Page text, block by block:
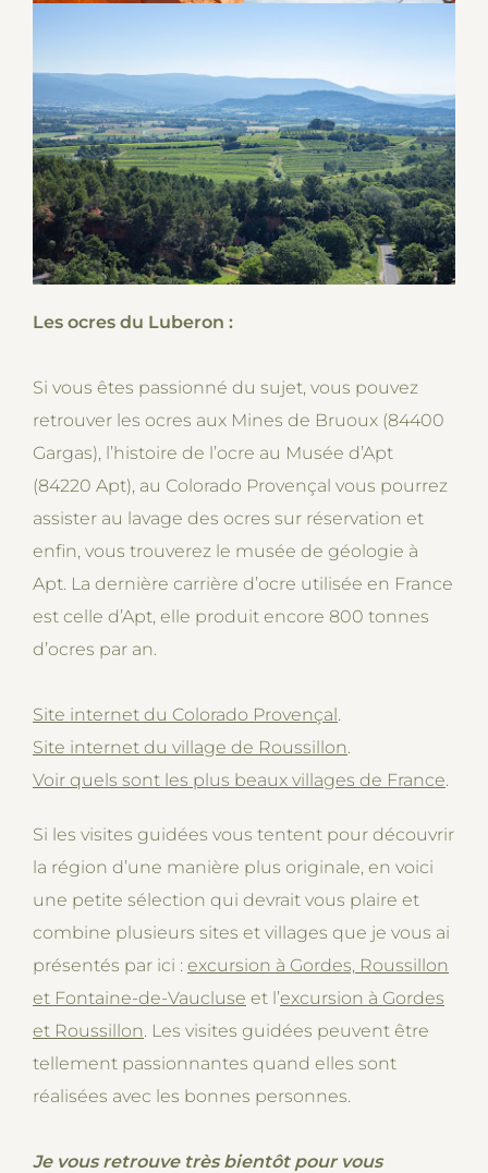
Les ocres du Luberon :
Si vous êtes passionné du sujet, vous pouvez
retrouver les ocres aux Mines de Bruoux (84400
Gargas), l’histoire de l’ocre au Musée d’Apt
(84220 Apt), au Colorado Provençal vous pourrez
assister au lavage des ocres sur réservation et
enfin, vous trouverez le musée de géologie à
Apt. La dernière carrière d’ocre utilisée en France
est celle d’Apt, elle produit encore 800 tonnes
d’ocres par an.
Site internet du Colorado Provençal.
Site internet du village de Roussillon.
Voir quels sont les plus beaux villages de France.
Si les visites guidées vous tentent pour découvrir
la région d’une manière plus originale, en voici
une petite sélection qui devrait vous plaire et
combine plusieurs sites et villages que je vous ai
présentés par ici : excursion à Gordes, Roussillon
et Fontaine-de-Vaucluse et l’excursion à Gordes
et Roussillon. Les visites guidées peuvent être
tellement passionnantes quand elles sont
réalisées avec les bonnes personnes.
Je vous retrouve très bientôt pour vous